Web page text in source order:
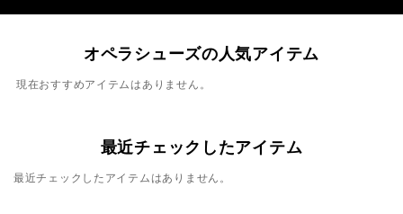
オペラシューズの人気アイテム
現在おすすめアイテムはありません。
最近チェックしたアイテム
最近チェックしたアイテムはありません。